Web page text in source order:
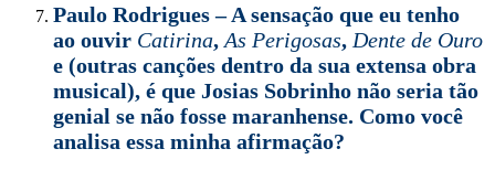
Paulo Rodrigues – A sensação que eu tenho
ao ouvir Catirina, As Perigosas, Dente de Ouro
e (outras canções dentro da sua extensa obra
musical), é que Josias Sobrinho não seria tão
genial se não fosse maranhense. Como você
analisa essa minha afirmação?